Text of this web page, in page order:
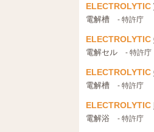
ELECTROLYTIC
電解槽 - 特許庁
ELECTROLYTIC
電解セル - 特許庁
ELECTROLYTIC
電解槽 - 特許庁
ELECTROLYTIC
電解浴 - 特許庁